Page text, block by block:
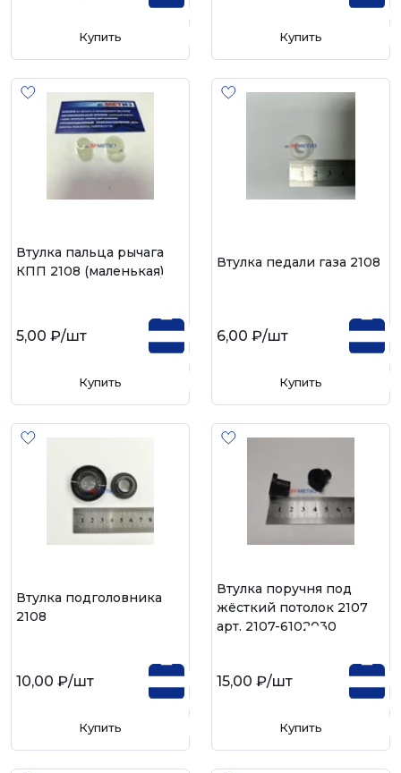
Купить Купить
Втулка пальца рычага
КПП 2108 (маленькая)
5,00 ₽/шт
Купить
Втулка педали газа 2108
6,00 ₽/шт
Купить
Втулка подголовника
2108
10,00 ₽/шт
Купить
Втулка поручня под
жёсткий потолок 2107
арт. 2107-6102030
15,00 ₽/шт
Купить